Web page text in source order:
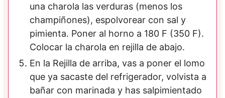
una charola las verduras (menos los
champiñones), espolvorear con sal y
pimienta. Poner al horno a 180 F (350 F).
Colocar la charola en rejilla de abajo.
En la Rejilla de arriba, vas a poner el lomo
que ya sacaste del refrigerador, volvista a
bañar con marinada y has salpimientado